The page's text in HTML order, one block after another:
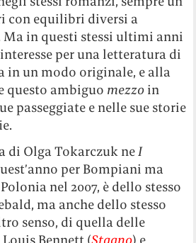
con equilibri diversi a
Ma in questi stessi ultimi anni
per una letteratura di
in un modo originale, e alla
questo ambiguo mezzo in
passeggiate e nelle sue storie
di Olga Tokarczuk neI
per Bompiani ma
nel 2007, è dello stesso
ma anche dello stesso
senso, di quella delle